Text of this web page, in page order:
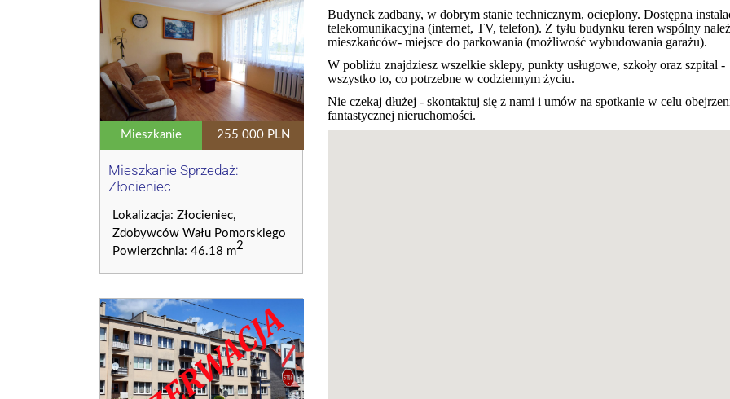
Mieszkanie 255 000 PLN
Mieszkanie Sprzedaż:
Złocieniec
Lokalizacja: Złocieniec,
Zdobywców Wału Pomorskiego
Powierzchnia: 46.18 m2
Budynek zadbany, w dobrym stanie technicznym, ocieplony. Dostępna
telekomunikacyjna (internet, TV, telefon). Z tyłu budynku teren wspólny
mieszkańców- miejsce do parkowania (możliwość wybudowania garażu).
W pobliżu znajdziesz wszelkie sklepy, punkty usługowe, szkoły oraz szpital -
wszystko to, co potrzebne w codziennym życiu.
Nie czekaj dłużej - skontaktuj się z nami i umów na spotkanie w celu
fantastycznej nieruchomości.